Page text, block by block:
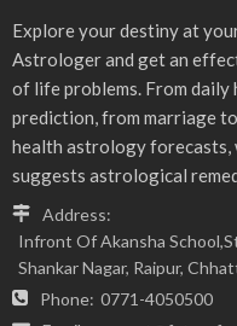
Explore your destiny at
Astrologer and get an
of life problems. From
prediction, from marriage
health astrology forecasts,
suggests astrological
Address:
Infront Of Akansha
Shankar Nagar, Raipur,
Phone: 0771-4050500